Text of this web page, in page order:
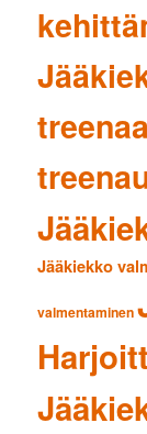
Jääkiekko
valmentaminen